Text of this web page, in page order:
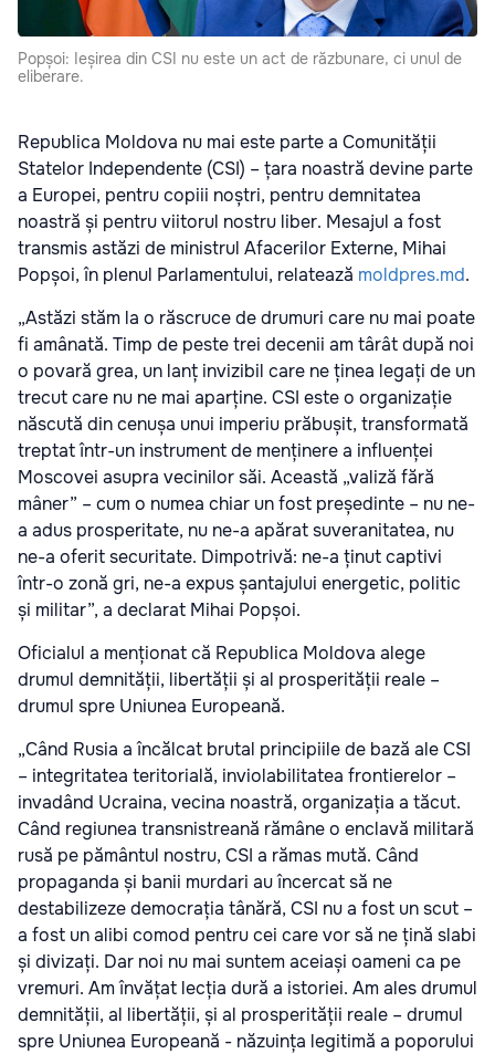
Popșoi: Ieșirea din CSI nu este un act de răzbunare, ci unul de
eliberare.
Republica Moldova nu mai este parte a Comunității
Statelor Independente (CSI) – țara noastră devine parte
a Europei, pentru copiii noștri, pentru demnitatea
noastră și pentru viitorul nostru liber. Mesajul a fost
transmis astăzi de ministrul Afacerilor Externe, Mihai
Popșoi, în plenul Parlamentului, relatează moldpres.md.
„Astăzi stăm la o răscruce de drumuri care nu mai poate
fi amânată. Timp de peste trei decenii am târât după noi
o povară grea, un lanț invizibil care ne ținea legați de un
trecut care nu ne mai aparține. CSI este o organizație
născută din cenușa unui imperiu prăbușit, transformată
treptat într-un instrument de menținere a influenței
Moscovei asupra vecinilor săi. Această „valiză fără
mâner” – cum o numea chiar un fost președinte – nu ne-
a adus prosperitate, nu ne-a apărat suveranitatea, nu
ne-a oferit securitate. Dimpotrivă: ne-a ținut captivi
într-o zonă gri, ne-a expus șantajului energetic, politic
și militar”, a declarat Mihai Popșoi.
Oficialul a menționat că Republica Moldova alege
drumul demnității, libertății și al prosperității reale –
drumul spre Uniunea Europeană.
„Când Rusia a încălcat brutal principiile de bază ale CSI
– integritatea teritorială, inviolabilitatea frontierelor –
invadând Ucraina, vecina noastră, organizația a tăcut.
Când regiunea transnistreană rămâne o enclavă militară
rusă pe pământul nostru, CSI a rămas mută. Când
propaganda și banii murdari au încercat să ne
destabilizeze democrația tânără, CSI nu a fost un scut –
a fost un alibi comod pentru cei care vor să ne țină slabi
și divizați. Dar noi nu mai suntem aceiași oameni ca pe
vremuri. Am învățat lecția dură a istoriei. Am ales drumul
demnității, al libertății, și al prosperității reale – drumul
spre Uniunea Europeană - năzuința legitimă a poporului